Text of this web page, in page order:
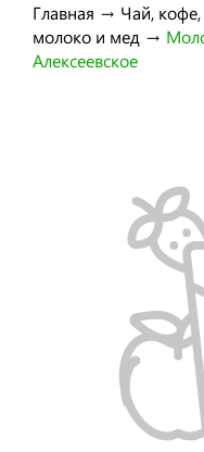
Главная → Чай,
молоко и мед →
Алексеевское